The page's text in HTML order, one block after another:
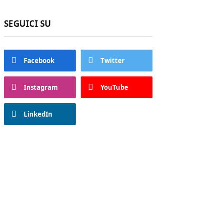
SEGUICI SU
Facebook Twitter
Instagram YouTube
LinkedIn